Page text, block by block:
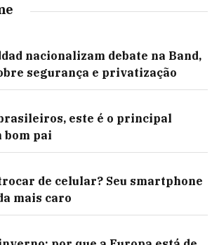
nacionalizam debate na Band,
segurança e privatização
este é o principal
bom pai
de celular? Seu smartphone
mais caro